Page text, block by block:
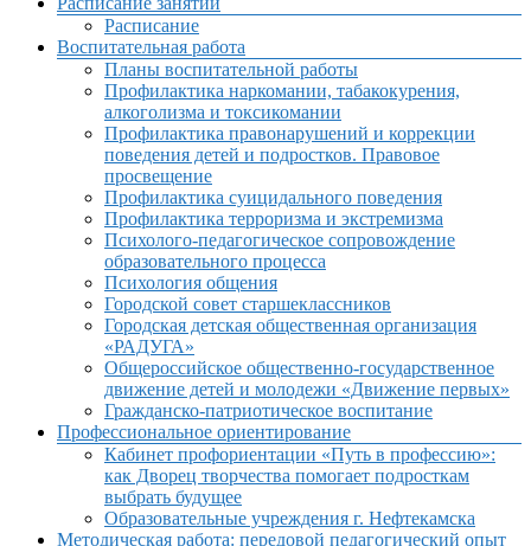
Расписание
Воспитательная работа
Планы воспитательной работы
Профилактика наркомании, табакокурения,
алкоголизма и токсикомании
Профилактика правонарушений и коррекции
поведения детей и подростков. Правовое
просвещение
Профилактика суицидального поведения
Профилактика терроризма и экстремизма
Психолого-педагогическое сопровождение
образовательного процесса
Психология общения
Городской совет старшеклассников
Городская детская общественная организация
«РАДУГА»
Общероссийское общественно-государственное
движение детей и молодежи «Движение первых»
Гражданско-патриотическое воспитание
Профессиональное ориентирование
Кабинет профориентации «Путь в профессию»:
как Дворец творчества помогает подросткам
выбрать будущее
Образовательные учреждения г. Нефтекамска
Методическая работа: передовой педагогический опыт